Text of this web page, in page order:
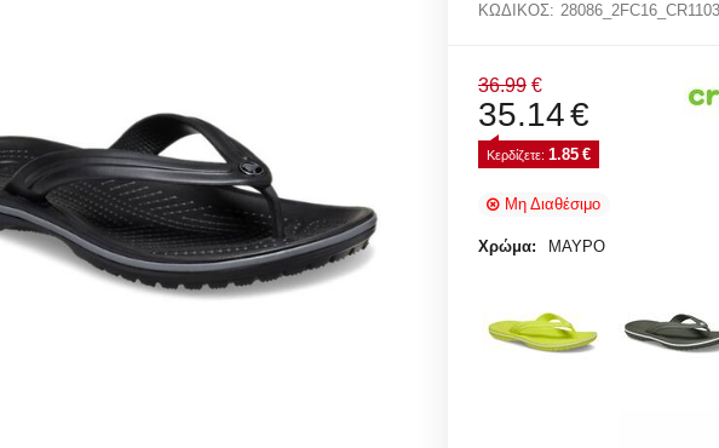
ΚΩΔΙΚΟΣ:
36.99 €
35.14€
Κερδίζετε: 1.85 €
Μη Διαθέσιμο
Χρώμα: ΜΑΥΡΟ